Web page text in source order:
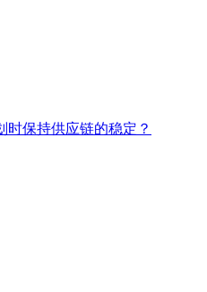
时保持供应链的稳定？